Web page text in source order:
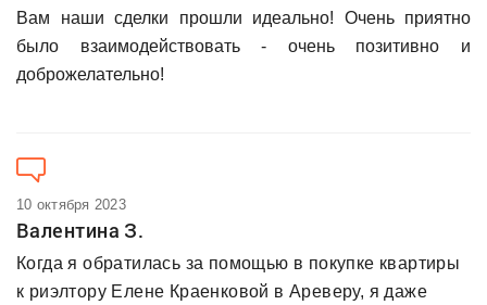
Вам наши сделки прошли идеально! Очень приятно
было взаимодействовать - очень позитивно и
доброжелательно!
10 октября 2023
Валентина З.
Когда я обратилась за помощью в покупке квартиры
к риэлтору Елене Краенковой в Ареверу, я даже